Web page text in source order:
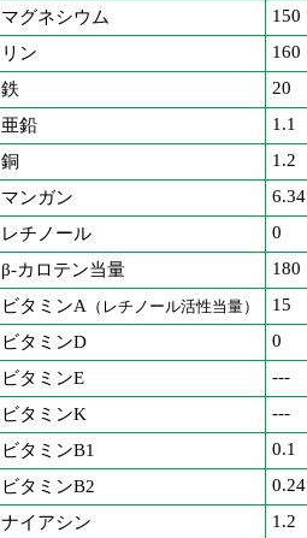
マグネシウム
150
リン
160
鉄
20
亜鉛
1.1
銅
1.2
マンガン
6.34
レチノール
0
β-カロテン当量
180
ビタミンA（レチノール活性当量） 15
ビタミンD
0
ビタミンE
---
ビタミンK
---
ビタミンB1
0.1
ビタミンB2
0.24
ナイアシン
1.2